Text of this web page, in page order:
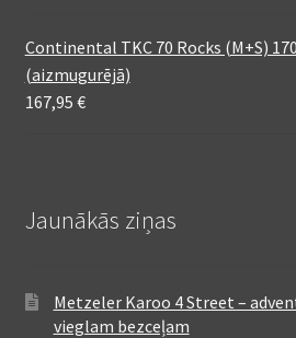
Continental TKC 70 Rocks (M+S)
(aizmugurējā)
167,95 €
Jaunākās ziņas
Metzeler Karoo 4 Street –
vieglam bezceļam